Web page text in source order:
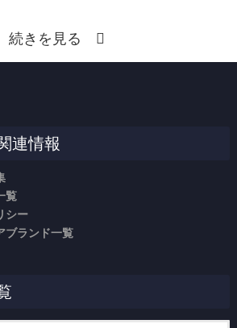
続きを見る
連情報
覧
シー
ブランド一覧